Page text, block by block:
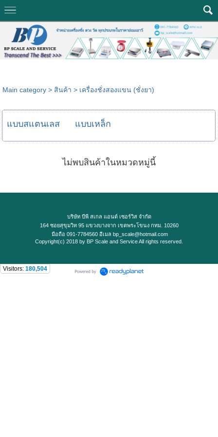
Main category> สินค้า > เครื่องชั่งสองแขน (ชั่งยา)
แบบสแตนเลส แบบเหล็ก
ไม่พบสินค้าในหมวดหมู่นี้
บริษัท บีพี สเกล แอนด์ เซอร์วิส จำกัด
164 ซอยสุขุมวิท 95 แขวงบางจาก เขตพระโขนง กทม. 10260
มือถือ 091-7784560 อีเมล bp_scale@hotmail.com
Copyright(c) 2018 by BP Scale and Service All rights reserved.
Visitors: 180,504